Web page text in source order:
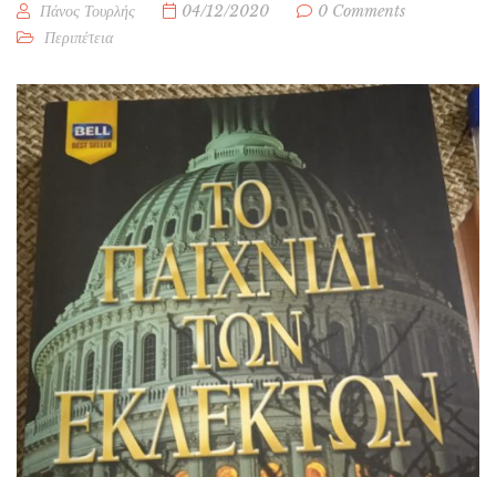
Πάνος Τουρλής 04/12/2020
0 Comments
Περιπέτεια